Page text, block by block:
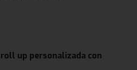
up personalizada con